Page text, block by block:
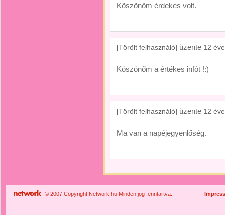
Köszönőm érdekes volt.
[Törölt felhasználó] üzente 12 éve
Köszönőm a értékes infót !:)
[Törölt felhasználó] üzente 12 éve
Ma van a napéjegyenlőség.
© 2007 Copyright Network.hu Minden jog fenntartva.